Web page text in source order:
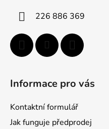
226 886 369
Informace pro vás
Kontaktní formulář
Jak funguje předprodej